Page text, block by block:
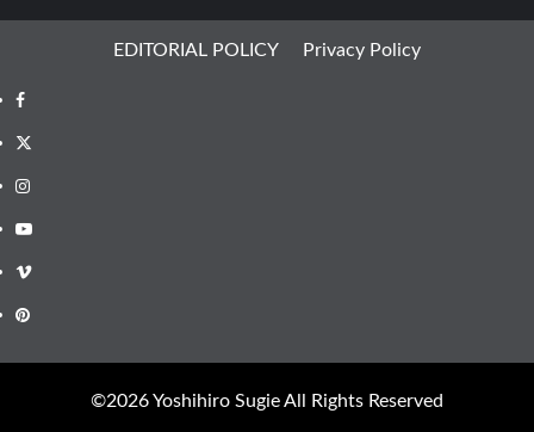
EDITORIAL POLICY Privacy Policy
Facebook
X
Instagram
Youtube
Vimeo
Pinterest
©︎2026 Yoshihiro Sugie All Rights Reserved